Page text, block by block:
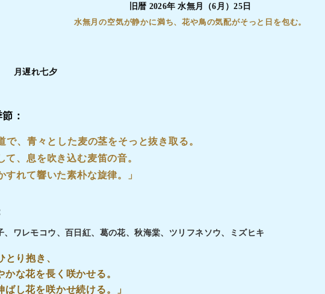
旧暦 2026年 水無月（6月）25日
水無月の空気が静かに満ち、花や鳥の気配がそっと日を包む。
月遅れ七夕
：
で、青々とした麦の茎をそっと抜き取る。
て、息を吹き込む麦笛の音。
すれて響いた素朴な旋律。」
、ワレモコウ、百日紅、葛の花、秋海棠、ツリフネソウ、ミズヒキ
とり抱き、
かな花を長く咲かせる。
ばし花を咲かせ続ける。」